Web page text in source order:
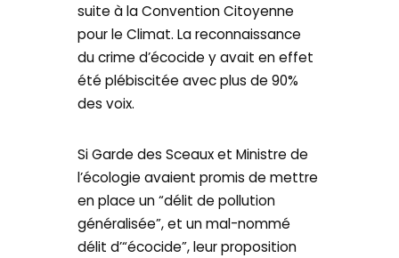
suite à la Convention Citoyenne
pour le Climat. La reconnaissance
du crime d’écocide y avait en effet
été plébiscitée avec plus de 90%
des voix.
Si Garde des Sceaux et Ministre de
l’écologie avaient promis de mettre
en place un “délit de pollution
généralisée”, et un mal-nommé
délit d’“écocide”, leur proposition